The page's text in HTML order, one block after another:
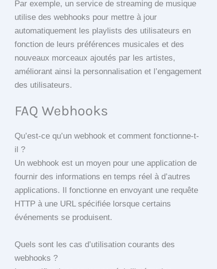
Par exemple, un service de streaming de musique
utilise des webhooks pour mettre à jour
automatiquement les playlists des utilisateurs en
fonction de leurs préférences musicales et des
nouveaux morceaux ajoutés par les artistes,
améliorant ainsi la personnalisation et l’engagement
des utilisateurs.
FAQ Webhooks
Qu’est-ce qu’un webhook et comment fonctionne-t-
il ?
Un webhook est un moyen pour une application de
fournir des informations en temps réel à d’autres
applications. Il fonctionne en envoyant une requête
HTTP à une URL spécifiée lorsque certains
événements se produisent.
Quels sont les cas d’utilisation courants des
webhooks ?